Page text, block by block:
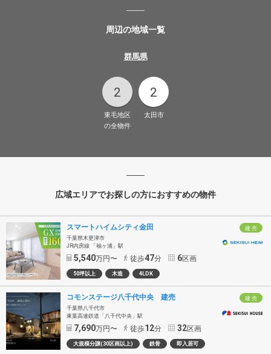
周辺の地域一覧
群馬県
2
東毛地区
の全物件
2
太田市
広域エリアでお探しの方におすすめの物件
建 売
スマートハイムシティ金田
千葉県木更津市
JR内房線 「袖ヶ浦」駅
5,540万円〜 徒歩47分 6区画
50坪以上 木造 4LDK
建 売
コモンステージ八千代中央 建売
千葉県八千代市
東葉高速鉄道「八千代中央」駅
7,690万円〜 徒歩12分 32区画
大規模分譲(30区画以上) 鉄骨 即入居可